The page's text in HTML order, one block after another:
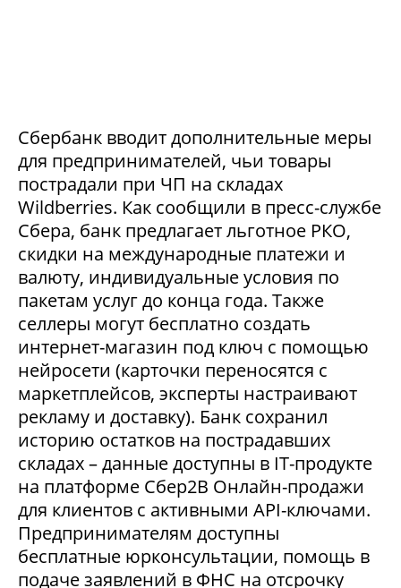
Сбербанк вводит дополнительные меры
для предпринимателей, чьи товары
пострадали при ЧП на складах
Wildberries. Как сообщили в пресс-службе
Сбера, банк предлагает льготное РКО,
скидки на международные платежи и
валюту, индивидуальные условия по
пакетам услуг до конца года. Также
селлеры могут бесплатно создать
интернет-магазин под ключ с помощью
нейросети (карточки переносятся с
маркетплейсов, эксперты настраивают
рекламу и доставку). Банк сохранил
историю остатков на пострадавших
складах – данные доступны в IT-продукте
на платформе Сбер2В Онлайн-продажи
для клиентов с активными API-ключами.
Предпринимателям доступны
бесплатные юрконсультации, помощь в
подаче заявлений в ФНС на отсрочку